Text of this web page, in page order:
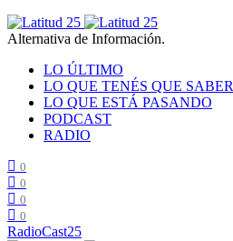
Alternativa de Información.
LO ÚLTIMO
LO QUE TENÉS QUE SABER
LO QUE ESTÁ PASANDO
PODCAST
RADIO
0
0
0
0
RadioCast25